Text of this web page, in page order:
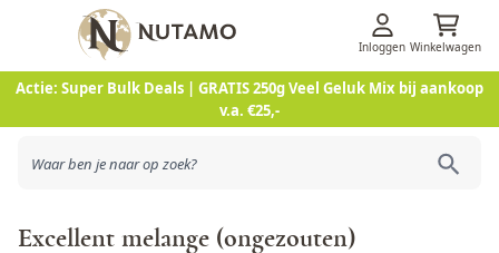
Actie: Super Bulk Deals | GRATIS 250g Veel Geluk Mix bij aankoop
v.a. €25,-
Ga naar de inhoud
Inloggen Winkelwagen
Excellent melange (ongezouten)